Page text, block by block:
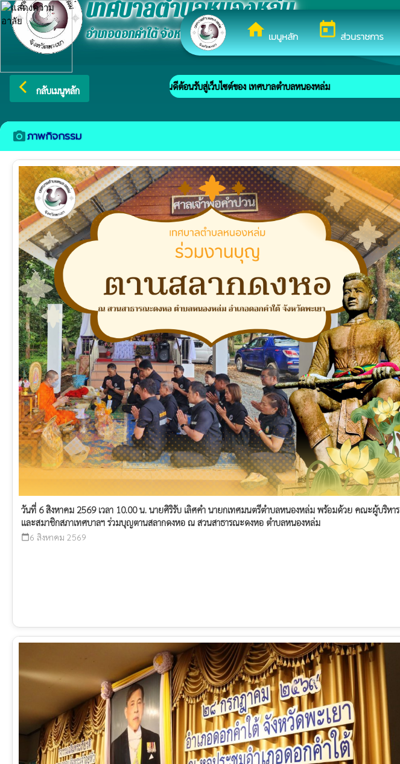
homeเมนูหลัก todayส่วนราชการ
เทศบาลตำบลหนองหล่ม
อำเภอดอกคำใต้ จังหวัดพะเยา
arrow_back_ios กลับเมนูหลัก ยินดีต้อนรับสู่เว็บไซต์ของ เทศบาลตำบลหนองหล่ม
camera_altภาพกิจกรรม
วันที่ 6 สิงหาคม 2569 เวลา 10.00 น. นายศิริรับ เลิศคำ นายกเทศมนตรีตำบลหนองหล่ม พร้อมด้วย คณะผู้บริหาร
และสมาชิกสภาเทศบาลฯ ร่วมบุญตานสลากดงหอ ณ สวนสาธารณะดงหอ ตำบลหนองหล่ม
calendar_today 6 สิงหาคม 2569